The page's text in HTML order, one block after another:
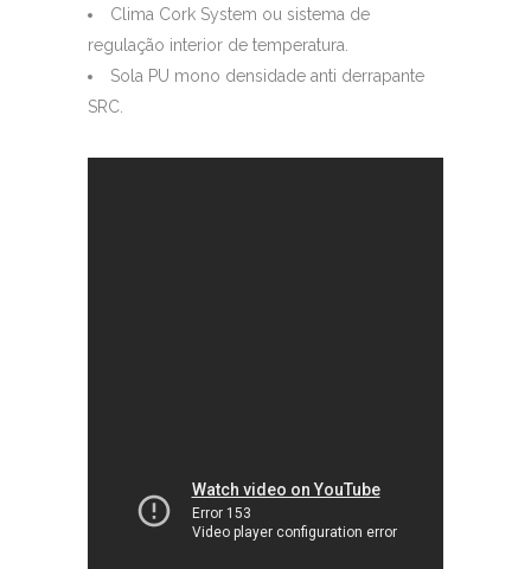
Clima Cork System ou sistema de
regulação interior de temperatura.
Sola PU mono densidade anti derrapante
SRC.